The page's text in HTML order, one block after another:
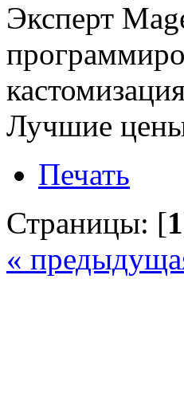
Эксперт
Лучшие
Печать
Страницы: [1
«